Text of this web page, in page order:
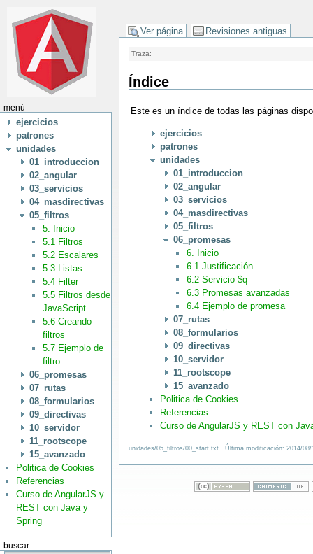
menú
ejercicios
patrones
unidades
01_introduccion
02_angular
03_servicios
04_masdirectivas
05_filtros
5. Inicio
5.1 Filtros
5.2 Escalares
5.3 Listas
5.4 Filter
5.5 Filtros desde
JavaScript
5.6 Creando
filtros
5.7 Ejemplo de
filtro
06_promesas
07_rutas
08_formularios
09_directivas
10_servidor
11_rootscope
15_avanzado
Politica de Cookies
Referencias
Curso de AngularJS y
REST con Java y
Spring
buscar
Ver página Revisiones antiguas
Traza:
Índice
Este es un índice de todas las páginas
ejercicios
patrones
unidades
01_introduccion
02_angular
03_servicios
04_masdirectivas
05_filtros
06_promesas
6. Inicio
6.1 Justificación
6.2 Servicio $q
6.3 Promesas avanzadas
6.4 Ejemplo de promesa
07_rutas
08_formularios
09_directivas
10_servidor
11_rootscope
15_avanzado
Politica de Cookies
Referencias
Curso de AngularJS y REST con
unidades/05_filtros/00_start.txt · Última modificación: 2014/